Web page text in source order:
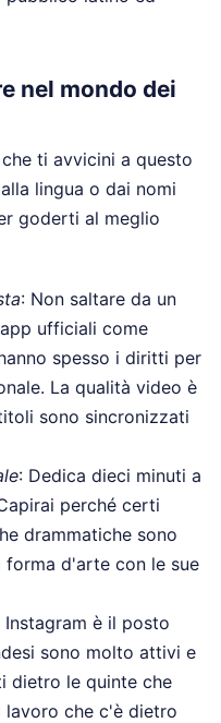
nel mondo dei
ti avvicini a questo
lingua o dai nomi
goderti al meglio
: Non saltare da un
ufficiali come
spesso i diritti per
La qualità video è
sono sincronizzati
: Dedica dieci minuti a
perché certi
drammatiche sono
forma d'arte con le sue
Instagram è il posto
sono molto attivi e
dietro le quinte che
lavoro che c'è dietro